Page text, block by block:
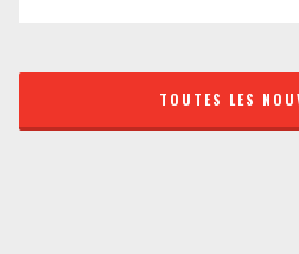
TOUTES LES